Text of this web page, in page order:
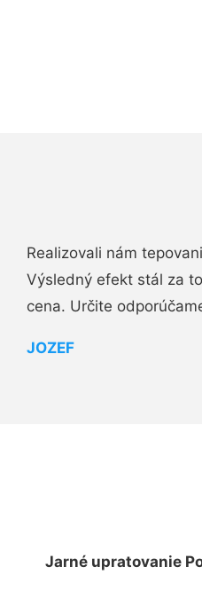
Realizovali nám
Výsledný efekt stál za
cena. Určite
JOZEF
Jarné upratovanie